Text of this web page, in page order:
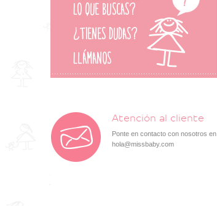
Atención al cliente
Ponte en contacto con nosotros en
hola@missbaby.com